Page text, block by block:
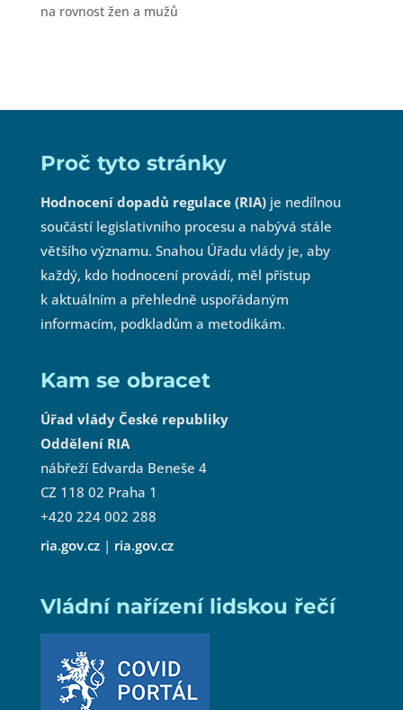
na rovnost žen a mužů
Proč tyto stránky
Hodnocení dopadů regulace (RIA)je nedílnou
součástí legislativního procesu a nabývá stále
většího významu. Snahou Úřadu vlády je, aby
každý, kdo hodnocení provádí, měl přístup
k aktuálním a přehledně uspořádaným
informacím, podkladům a metodikám.
Kam se obracet
Úřad vlády České republiky
Oddělení RIA
nábřeží Edvarda Beneše 4
CZ 118 02 Praha 1
+420 224 002 288
ria.gov.cz| ria.gov.cz
Vládní nařízení lidskou řečí